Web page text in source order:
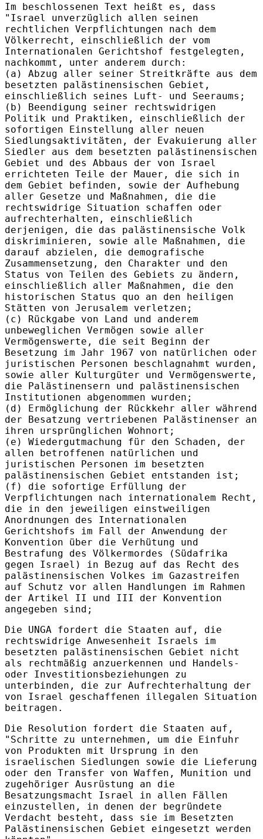
Im beschlossenen Text heißt es, dass
"Israel unverzüglich allen seinen
rechtlichen Verpflichtungen nach dem
Völkerrecht, einschließlich der vom
Internationalen Gerichtshof festgelegten,
nachkommt, unter anderem durch:
(a) Abzug aller seiner Streitkräfte aus dem
besetzten palästinensischen Gebiet,
einschließlich seines Luft- und Seeraums;
(b) Beendigung seiner rechtswidrigen
Politik und Praktiken, einschließlich der
sofortigen Einstellung aller neuen
Siedlungsaktivitäten, der Evakuierung aller
Siedler aus dem besetzten palästinensischen
Gebiet und des Abbaus der von Israel
errichteten Teile der Mauer, die sich in
dem Gebiet befinden, sowie der Aufhebung
aller Gesetze und Maßnahmen, die die
rechtswidrige Situation schaffen oder
aufrechterhalten, einschließlich
derjenigen, die das palästinensische Volk
diskriminieren, sowie alle Maßnahmen, die
darauf abzielen, die demografische
Zusammensetzung, den Charakter und den
Status von Teilen des Gebiets zu ändern,
einschließlich aller Maßnahmen, die den
historischen Status quo an den heiligen
Stätten von Jerusalem verletzen;
(c) Rückgabe von Land und anderem
unbeweglichen Vermögen sowie aller
Vermögenswerte, die seit Beginn der
Besetzung im Jahr 1967 von natürlichen oder
juristischen Personen beschlagnahmt wurden,
sowie aller Kulturgüter und Vermögenswerte,
die Palästinensern und palästinensischen
Institutionen abgenommen wurden;
(d) Ermöglichung der Rückkehr aller während
der Besatzung vertriebenen Palästinenser an
ihren ursprünglichen Wohnort;
(e) Wiedergutmachung für den Schaden, der
allen betroffenen natürlichen und
juristischen Personen im besetzten
palästinensischen Gebiet entstanden ist;
(f) die sofortige Erfüllung der
Verpflichtungen nach internationalem Recht,
die in den jeweiligen einstweiligen
Anordnungen des Internationalen
Gerichtshofs im Fall der Anwendung der
Konvention über die Verhütung und
Bestrafung des Völkermordes (Südafrika
gegen Israel) in Bezug auf das Recht des
palästinensischen Volkes im Gazastreifen
auf Schutz vor allen Handlungen im Rahmen
der Artikel II und III der Konvention
angegeben sind;
Die UNGA fordert die Staaten auf, die
rechtswidrige Anwesenheit Israels im
besetzten palästinensischen Gebiet nicht
als rechtmäßig anzuerkennen und Handels-
oder Investitionsbeziehungen zu
unterbinden, die zur Aufrechterhaltung der
von Israel geschaffenen illegalen Situation
beitragen.
Die Resolution fordert die Staaten auf,
"Schritte zu unternehmen, um die Einfuhr
von Produkten mit Ursprung in den
israelischen Siedlungen sowie die Lieferung
oder den Transfer von Waffen, Munition und
zugehöriger Ausrüstung an die
Besatzungsmacht Israel in allen Fällen
einzustellen, in denen der begründete
Verdacht besteht, dass sie im Besetzten
Palästinensischen Gebiet eingesetzt werden